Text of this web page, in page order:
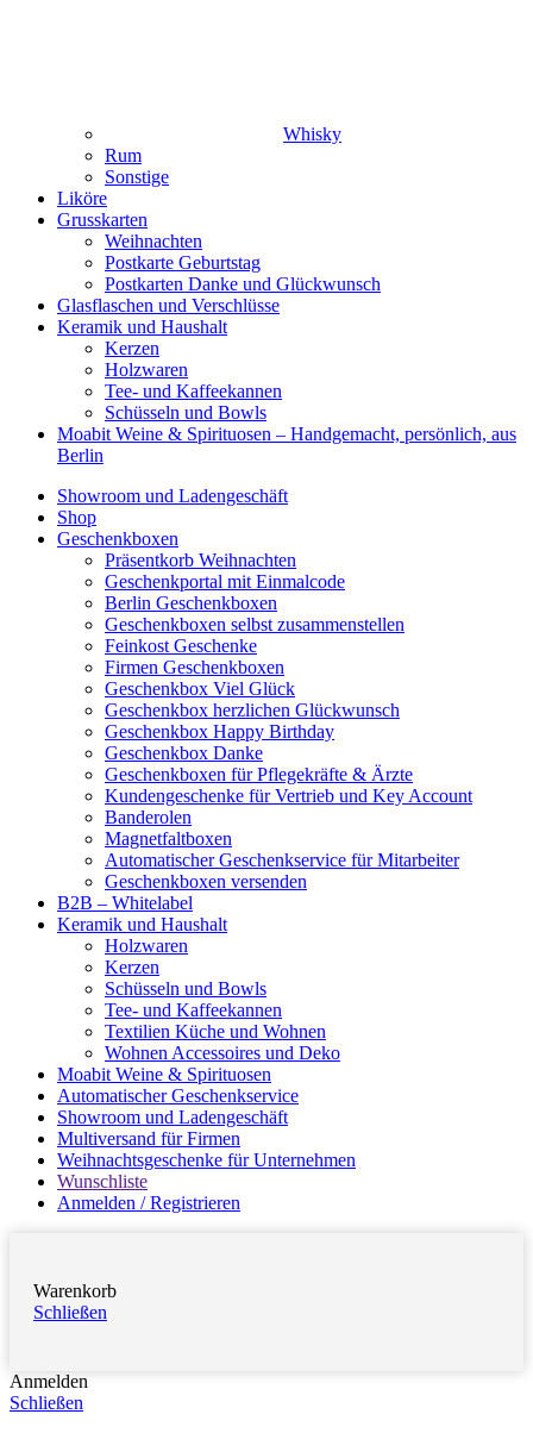
Whisky
Rum
Sonstige
Liköre
Grusskarten
Weihnachten
Postkarte Geburtstag
Postkarten Danke und Glückwunsch
Glasflaschen und Verschlüsse
Keramik und Haushalt
Kerzen
Holzwaren
Tee- und Kaffeekannen
Schüsseln und Bowls
Moabit Weine & Spirituosen – Handgemacht, persönlich, aus
Berlin
Showroom und Ladengeschäft
Shop
Geschenkboxen
Präsentkorb Weihnachten
Geschenkportal mit Einmalcode
Berlin Geschenkboxen
Geschenkboxen selbst zusammenstellen
Feinkost Geschenke
Firmen Geschenkboxen
Geschenkbox Viel Glück
Geschenkbox herzlichen Glückwunsch
Geschenkbox Happy Birthday
Geschenkbox Danke
Geschenkboxen für Pflegekräfte & Ärzte
Kundengeschenke für Vertrieb und Key Account
Banderolen
Magnetfaltboxen
Automatischer Geschenkservice für Mitarbeiter
Geschenkboxen versenden
B2B – Whitelabel
Keramik und Haushalt
Holzwaren
Kerzen
Schüsseln und Bowls
Tee- und Kaffeekannen
Textilien Küche und Wohnen
Wohnen Accessoires und Deko
Moabit Weine & Spirituosen
Automatischer Geschenkservice
Showroom und Ladengeschäft
Multiversand für Firmen
Weihnachtsgeschenke für Unternehmen
Wunschliste
Anmelden / Registrieren
Warenkorb
Schließen
Anmelden
Schließen